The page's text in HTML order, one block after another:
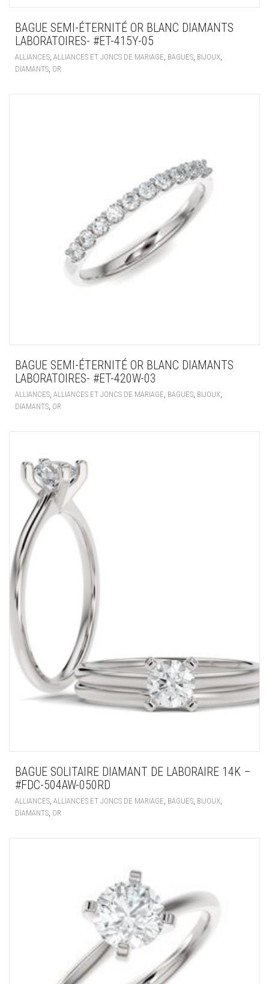
BAGUE SEMI-ÉTERNITÉ OR BLANC DIAMANTS
LABORATOIRES- #ET-415Y-05
ALLIANCES, ALLIANCES ET JONCS DE MARIAGE, BAGUES, BIJOUX,
DIAMANTS, OR
BAGUE SEMI-ÉTERNITÉ OR BLANC DIAMANTS
LABORATOIRES- #ET-420W-03
ALLIANCES, ALLIANCES ET JONCS DE MARIAGE, BAGUES, BIJOUX,
DIAMANTS, OR
BAGUE SOLITAIRE DIAMANT DE LABORAIRE 14K –
#FDC-504AW-050RD
ALLIANCES ALLIANCES ET JONCS DE MARIAGE BAGUES BIJOUX
DIAMANTS OR